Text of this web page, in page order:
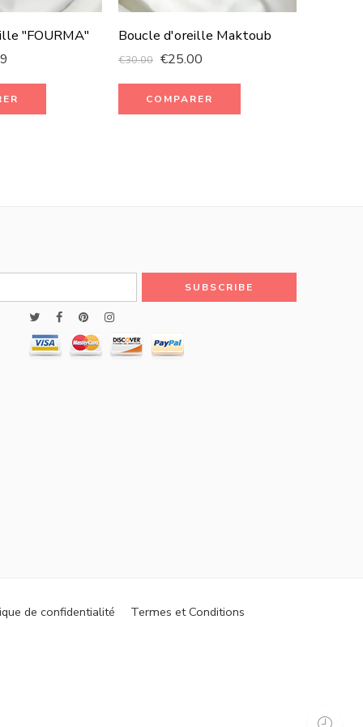
"FOURMA" Boucle d'oreille Maktoub
€30.00 €25.00
COMPARER
de confidentialité Termes et Conditions